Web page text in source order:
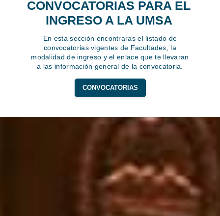
CONVOCATORIAS PARA EL
INGRESO A LA UMSA
En esta sección encontraras el listado de
convocatorias vigentes de Facultades, la
modalidad de ingreso y el enlace que te llevaran
a las información general de la convocatoria.
CONVOCATORIAS